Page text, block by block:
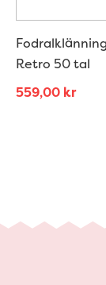
Retro 50 tal
559,00 kr